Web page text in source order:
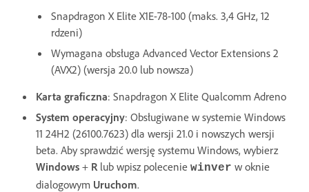
Snapdragon X Elite X1E-78-100 (maks. 3,4 GHz, 12
rdzeni)
Wymagana obsługa Advanced Vector Extensions 2
(AVX2) (wersja 20.0 lub nowsza)
Karta graficzna: Snapdragon X Elite Qualcomm Adreno
System operacyjny: Obsługiwane w systemie Windows
11 24H2 (26100.7623) dla wersji 21.0 i nowszych wersji
beta. Aby sprawdzić wersję systemu Windows, wybierz
Windows + R lub wpisz polecenie winver w oknie
dialogowym Uruchom.